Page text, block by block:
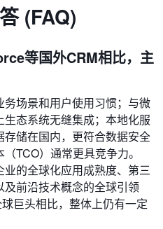
(FAQ)
等国外CRM相比，主
务场景和用户使用习惯；与微
态系统无缝集成；本地化服
储在国内，更符合数据安全
TCO）通常更具竞争力。
业的全球化应用成熟度、第三
前沿技术概念的全球引领
巨头相比，整体上仍有一定